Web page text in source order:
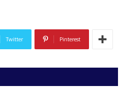
Twitter Pinterest